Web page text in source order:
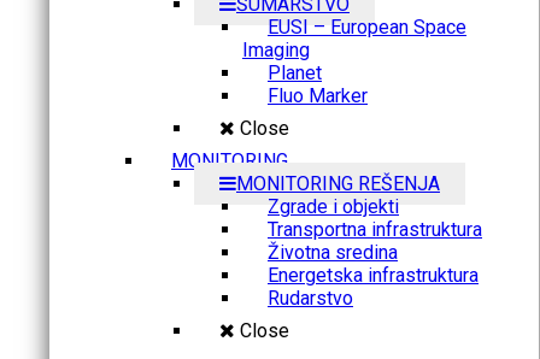
EUSI – European Space
Imaging
Planet
Fluo Marker
Close
MONITORING
MONITORING REŠENJA
Zgrade i objekti
Transportna infrastruktura
Životna sredina
Energetska infrastruktura
Rudarstvo
Close